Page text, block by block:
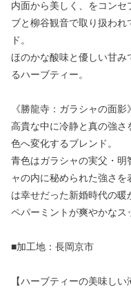
内面から美しく、をコン
ブと柳谷観音で取り扱わ
ド。
ほのかな酸味と優しい甘み
るハーブティー。
《勝龍寺：ガラシャの面影》
高貴な中に冷静と真の強
色へ変化するブレンド。
青色はガラシャの実父・明
ャの内に秘められた強さ
は幸せだった新婚時代の暖
ペパーミントが爽やかなス
■加工地：長岡京市
【ハーブティーの美味しい